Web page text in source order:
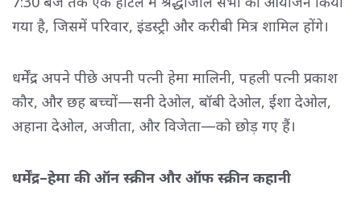
गया है, जिसमें परिवार, इंडस्ट्री और करीबी मित्र शामिल होंगे।
धर्मेंद्र अपने पीछे अपनी पत्नी हेमा मालिनी, पहली पत्नी प्रकाश
कौर, और छह बच्चों—सनी देओल, बॉबी देओल, ईशा देओल,
अहाना देओल, अजीता, और विजेता—को छोड़ गए हैं।
धर्मेंद्र–हेमा की ऑन स्क्रीन और ऑफ स्क्रीन कहानी